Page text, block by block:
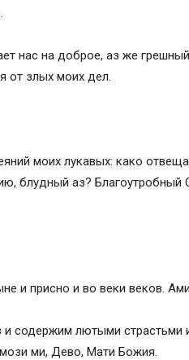
нас на доброе, аз же
от злых моих дел.
моих лукавых: како
блудный аз? Благоутробный
и присно и во веки веков.
и содержим лютыми страстьми
ми, Дево, Мати Божия.